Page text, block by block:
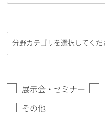
展示会・セミナー
その他